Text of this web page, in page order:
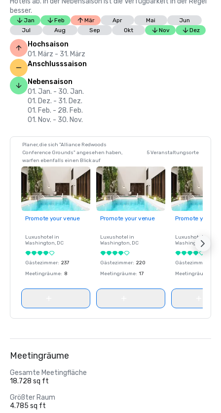
besser.
Jan Feb Mär Apr Mai
Jun
Jul
Aug Sep Okt Nov Dez
Hochsaison
01. März - 31. März
Anschlusssaison
Nebensaison
01. Jan. - 30. Jan.
01. Dez. - 31. Dez.
01. Feb. - 28. Feb.
01. Nov. - 30. Nov.
Planer, die sich "Alliance Redwoods
Conference Grounds" angesehen haben,
warfen ebenfalls einen Blick auf
5 Veranstaltungsorte
Promote your venue
Luxushotel in
Washington, DC
Gästezimmer: 237
Meetingräume: 8
Promote your venue
Luxushotel in
Washington, DC
Gästezimmer: 220
Meetingräume: 17
Promote your
Luxushotel in
Washington
Gästezimmer
Meetingräume
Meetingräume
Gesamte Meetingfläche
18.728 sq ft
Größter Raum
4.785 sq ft